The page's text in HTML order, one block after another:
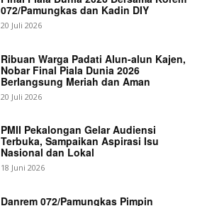
072/Pamungkas dan Kadin DIY
20 Juli 2026
Ribuan Warga Padati Alun-alun Kajen,
Nobar Final Piala Dunia 2026
Berlangsung Meriah dan Aman
20 Juli 2026
PMII Pekalongan Gelar Audiensi
Terbuka, Sampaikan Aspirasi Isu
Nasional dan Lokal
18 Juni 2026
Danrem 072/Pamungkas Pimpin